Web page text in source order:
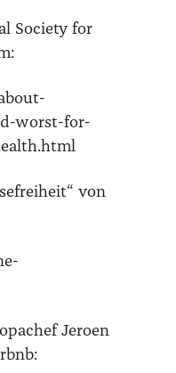
Socie­ty for
worst-for-
von
Jero­en